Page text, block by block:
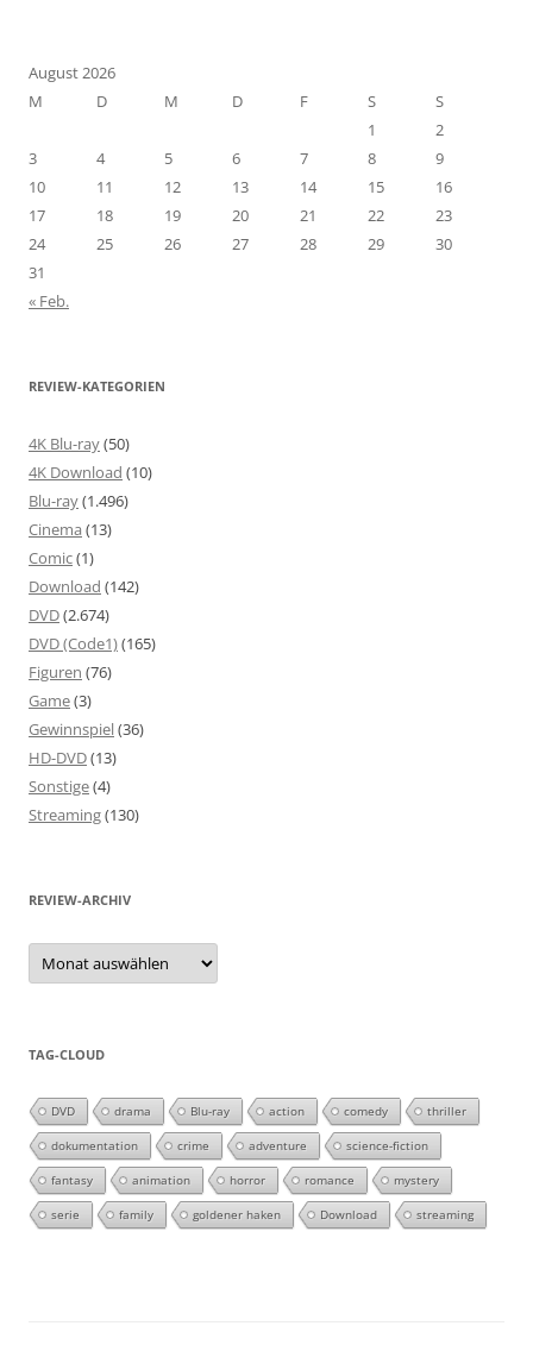
August 2026
M
D M D F S
S
1
2
3
4 5 6 7 8
9
10
11 12 13 14 15
16
17
18 19 20 21 22
23
24
25 26 27 28 29
30
31
« Feb.
REVIEW-KATEGORIEN
4K Blu-ray(50)
4K Download (10)
Blu-ray(1.496)
Cinema (13)
Comic(1)
Download (142)
DVD(2.674)
DVD (Code1)(165)
Figuren (76)
Game(3)
Gewinnspiel(36)
HD-DVD(13)
Sonstige(4)
Streaming(130)
REVIEW-ARCHIV
Review-
Archiv
TAG-CLOUD
DVD drama Blu-ray action comedy thriller
dokumentation crime adventure science-fiction
fantasy animation horror romance mystery
serie family goldener haken Download streaming